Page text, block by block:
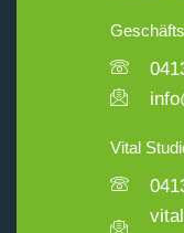
Vital